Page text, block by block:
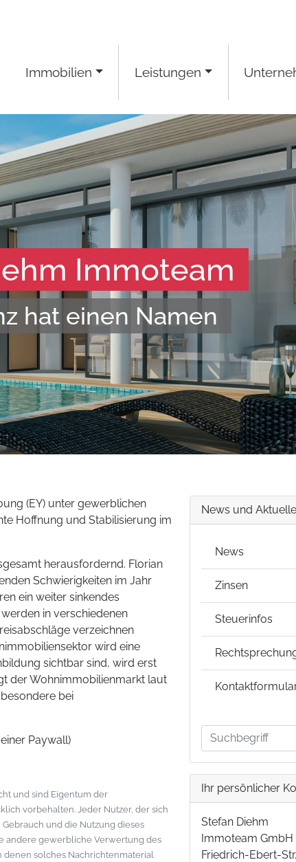
Immobilien Leistungen
Immoteam
hat einen Namen
(EY) unter gewerblichen
Hoffnung und Stabilisierung im
herausfordernd. Florian
Schwierigkeiten im Jahr
ein weiter sinkendes
in verschiedenen
verzeichnen
wird eine
sichtbar sind, wird erst
der Wohnimmobilienmarkt laut
bei
Paywall)
und sind Eigentum der
vorbehalten. Jeder Nutzer, der sich
und die Nutzung dieses
andere gewerbliche Verwertung des
denen solches Nachrichtenmaterial
News und
News
Zinsen
Steuerinfos
Ihr persönlicher
Stefan Diehm
Immoteam GmbH
Friedrich-Ebert-